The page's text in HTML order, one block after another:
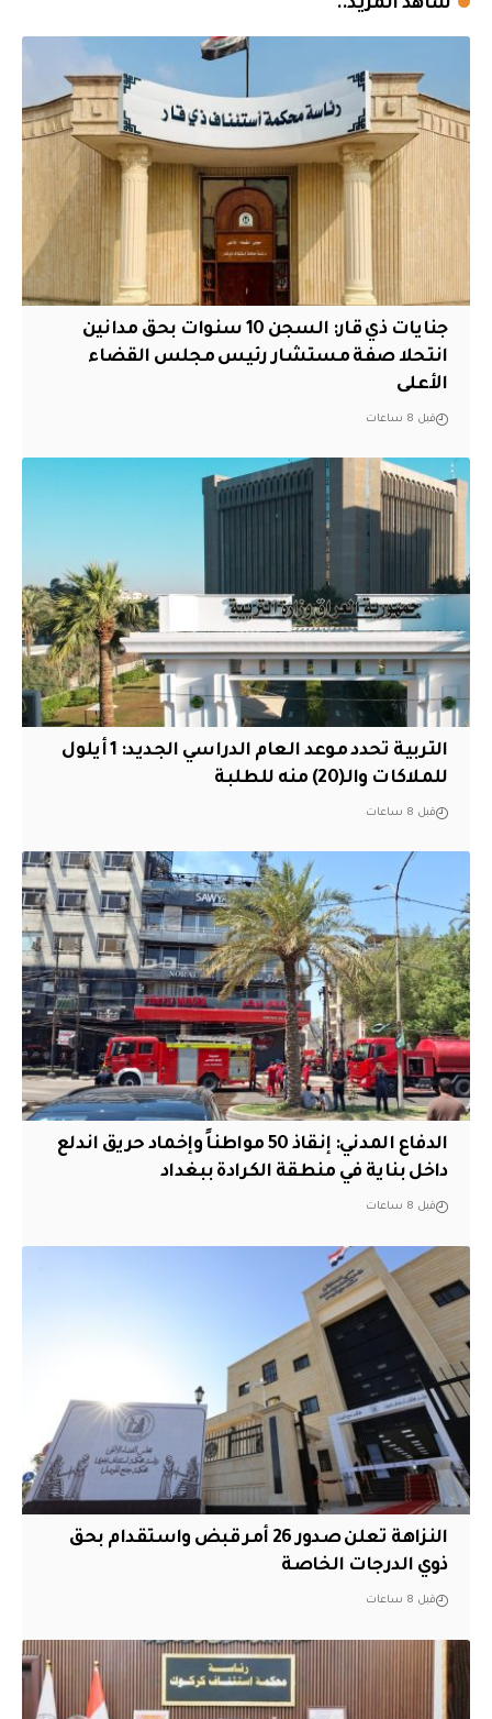
شاهد المزيد..
جنايات ذي قار: السجن 10 سنوات بحق مدانين
انتحلا صفة مستشار رئيس مجلس القضاء
الأعلى
قبل 8 ساعات
التربية تحدد موعد العام الدراسي الجديد: 1 أيلول
للملاكات والـ(20) منه للطلبة
قبل 8 ساعات
الدفاع المدني: إنقاذ 50 مواطناً وإخماد حريق اندلع
داخل بناية في منطقة الكرادة ببغداد
قبل 8 ساعات
النزاهة تعلن صدور 26 أمر قبض واستقدام بحق
ذوي الدرجات الخاصة
قبل 8 ساعات